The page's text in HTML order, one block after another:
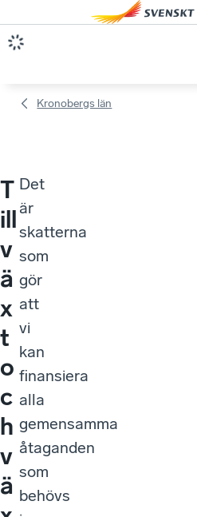
Kronobergs län
T
ill
v
ä
x
t
o
c
h
v
ä
Det
är
skatterna
som
gör
att
vi
kan
finansiera
alla
gemensamma
åtaganden
som
behövs